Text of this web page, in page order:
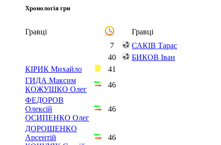
Хронологія гри
Гравці
Гравці
7
САКІВ Тарас
40
БИКОВ Іван
КІРИК Михайло
41
ГИДА Максим
КОЖУШКО Олег
46
ФЕДОРОВ
Олексій
ОСИПЕНКО Олег
46
ДОРОШЕНКО
Арсентій
46